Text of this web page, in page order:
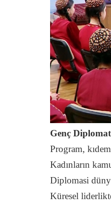
Genç
Program,
Kadınların
Diplomasi
Küresel